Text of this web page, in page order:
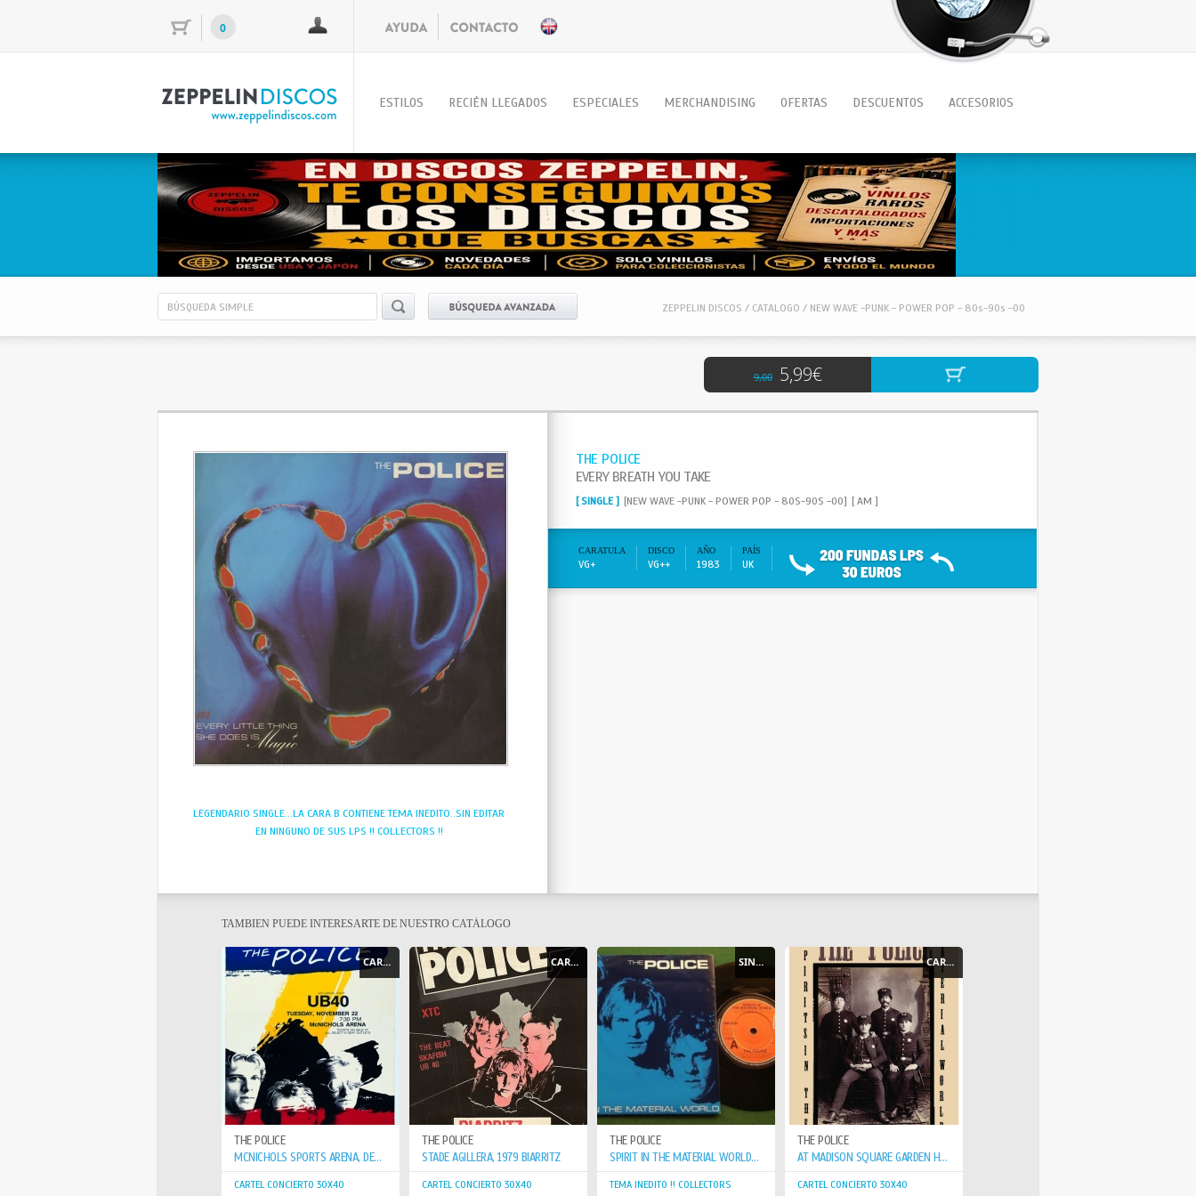
0
ESTILOS RECIÉN LLEGADOS ESPECIALES MERCHANDISING OFERTAS DESCUENTOS ACCESORIOS
ZEPPELIN DISCOS / CATALOGO / NEW WAVE -PUNK - POWER POP - 80s-90s -00
9,00 5,99€
LEGENDARIO SINGLE...LA CARA B CONTIENE TEMA INEDITO..SIN EDITAR
EN NINGUNO DE SUS LPS !! COLLECTORS !!
THE POLICE
EVERY BREATH YOU TAKE
[ SINGLE ] [NEW WAVE -PUNK - POWER POP - 80S-90S -00] [ AM ]
CARATULA
VG+
DISCO
VG++
AÑO
1983
PAÍS
UK
TAMBIEN PUEDE INTERESARTE DE NUESTRO CATÁLOGO
CARTEL - POSTER
THE POLICE
MCNICHOLS SPORTS ARENA, DENVER, CO, USA 22 NOV 1983
CARTEL CONCIERTO 30X40
CARTEL - POSTER
THE POLICE
STADE AGILLERA, 1979 BIARRITZ
CARTEL CONCIERTO 30X40
SINGLE
THE POLICE
SPIRIT IN THE MATERIAL WORLD / LOW LIFE
TEMA INEDITO !! COLLECTORS
CARTEL - POSTER
THE POLICE
AT MADISON SQUARE GARDEN HALLOWEEN EVE CONCERT 2007
CARTEL CONCIERTO 30X40